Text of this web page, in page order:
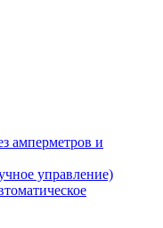
амперметров и
управление)